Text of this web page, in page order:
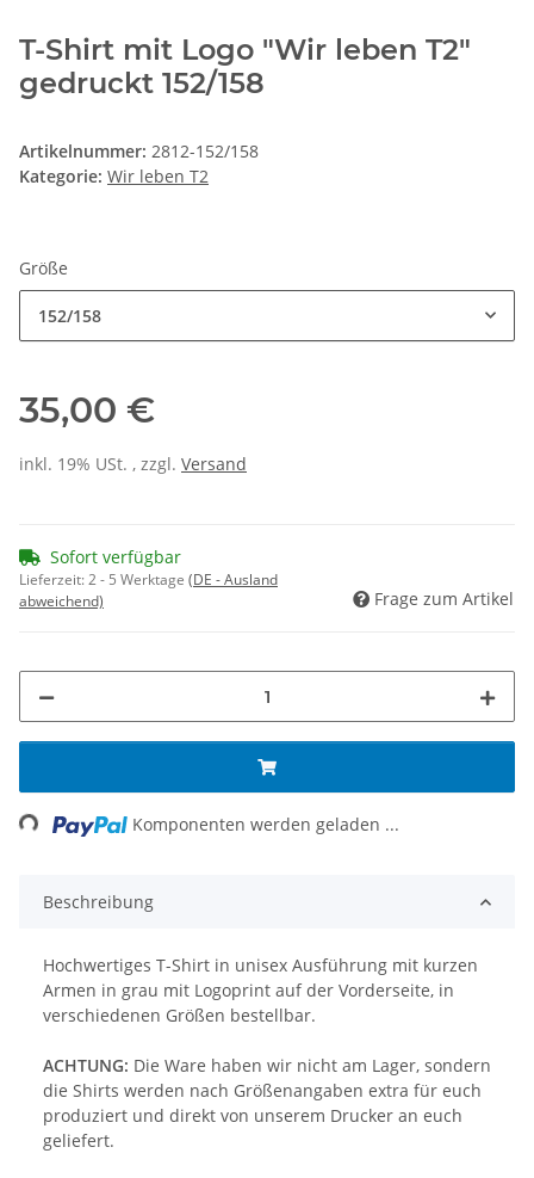
T-Shirt mit Logo "Wir leben T2"
gedruckt 152/158
Artikelnummer: 2812-152/158
Kategorie: Wir leben T2
Größe
152/158
35,00 €
inkl. 19% USt. , zzgl. Versand
Sofort verfügbar
Lieferzeit:2 - 5 Werktage (DE - Ausland
abweichend)
Frage zum Artikel
Komponenten werden geladen ...
Beschreibung
Hochwertiges T-Shirt in unisex Ausführung mit kurzen
Armen in grau mit Logoprint auf der Vorderseite, in
verschiedenen Größen bestellbar.
ACHTUNG: Die Ware haben wir nicht am Lager, sondern
die Shirts werden nach Größenangaben extra für euch
produziert und direkt von unserem Drucker an euch
geliefert.